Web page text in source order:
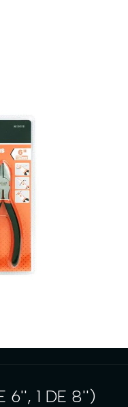
6'', 1 DE 8'')